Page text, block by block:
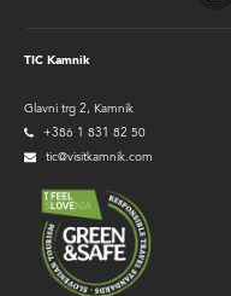
TIC Kamnik
Glavni trg 2, Kamnik
+386 1 831 82 50
tic@visitkamnik.com